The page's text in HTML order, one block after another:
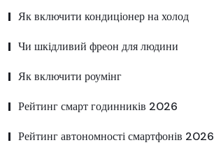
Як включити кондиціонер на холод
Чи шкідливий фреон для людини
Як включити роумінг
Рейтинг смарт годинників 2026
Рейтинг автономності смартфонів 2026